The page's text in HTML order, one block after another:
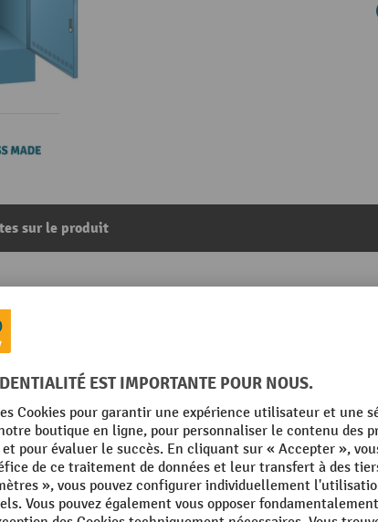
sur le produit
(lxPxH) 810x585x1 790 mm, 2x4 casiers, 1
Lieu de fabrication
Marque
Profondeur